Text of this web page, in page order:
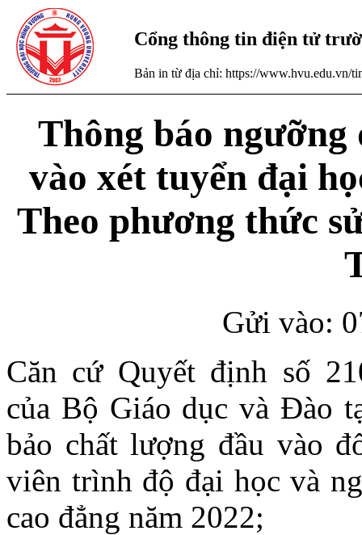
Cổng thông tin điện tử
Bản in từ địa chỉ: https://www.hvu.edu.vn/
Thông báo
vào xét tuyển đại
Theo phương thức
Gửi vào:
Căn cứ Quyết định số
của Bộ Giáo dục và Đào
bảo chất lượng đầu vào
viên trình độ đại học và
cao đẳng năm 2022;